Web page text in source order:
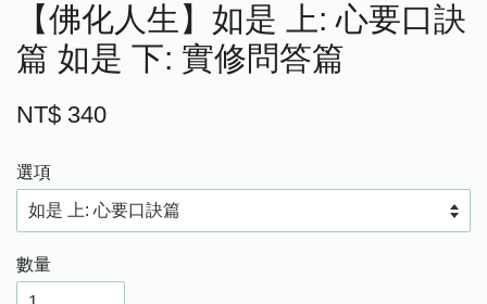
【佛化人生】如是 上: 心要口訣
篇 如是 下: 實修問答篇
NT$ 340
選項
數量